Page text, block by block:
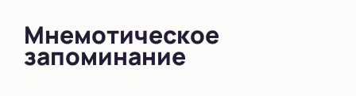
Мнемотическое
запоминание